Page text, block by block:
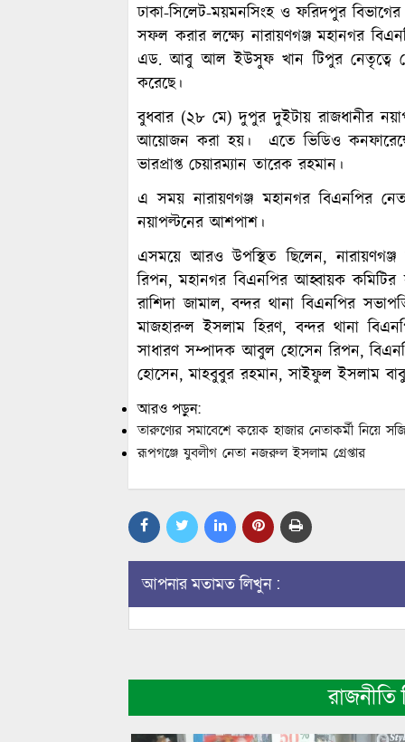
ঢাকা-সিলেট-ময়মনসিংহ ও ফরিদপুর
সফল করার লক্ষ্যে নারায়ণগঞ্জ মহানগর
এড. আবু আল ইউসুফ খান টিপুর নেতৃত্বে
করেছে।
বুধবার (২৮ মে) দুপুর দুইটায় রাজধানীর
আয়োজন করা হয়। এতে ভিডিও
ভারপ্রাপ্ত চেয়ারম্যান তারেক রহমান।
এ সময় নারায়ণগঞ্জ মহানগর বিএনপির
নয়াপল্টনের আশপাশ।
এসময়ে আরও উপস্থিত ছিলেন,
রিপন, মহানগর বিএনপির আহ্বায়ক
রাশিদা জামাল, বন্দর থানা বিএনপির
মাজহারুল ইসলাম হিরণ, বন্দর থানা
সাধারণ সম্পাদক আবুল হোসেন রিপন,
হোসেন, মাহবুবুর রহমান, সাইফুল ইসলাম
আরও পড়ুন:
তারুণ্যের সমাবেশে কয়েক হাজার নেতাকর্মী নিয়ে
রূপগঞ্জে যুবলীগ নেতা নজরুল ইসলাম গ্রেপ্তার
আপনার মতামত লিখুন :